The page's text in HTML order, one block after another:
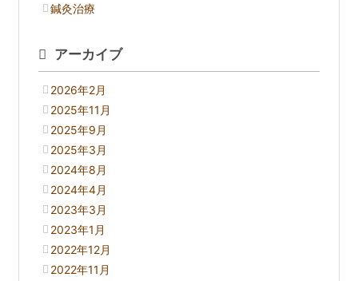
鍼灸治療
アーカイブ
2026年2月
2025年11月
2025年9月
2025年3月
2024年8月
2024年4月
2023年3月
2023年1月
2022年12月
2022年11月